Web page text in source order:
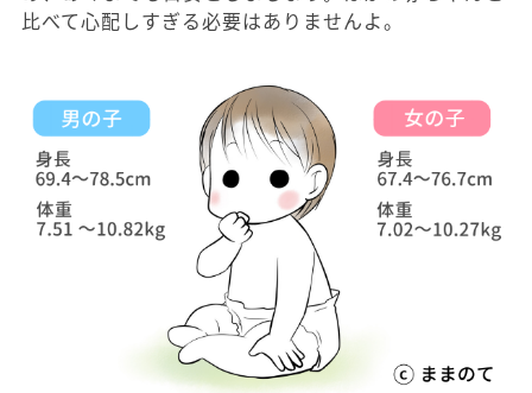
比べて心配しすぎる必要はありませんよ。